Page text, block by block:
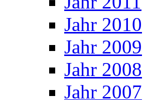
Jahr 2010
Jahr 2009
Jahr 2008
Jahr 2007